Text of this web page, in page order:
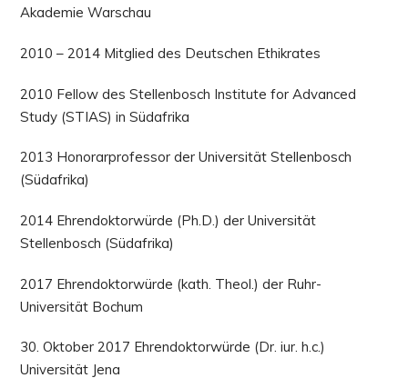
Akademie Warschau
2010 – 2014 Mitglied des Deutschen Ethikrates
2010 Fellow des Stellenbosch Institute for Advanced
Study (STIAS) in Südafrika
2013 Honorarprofessor der Universität Stellenbosch
(Südafrika)
2014 Ehrendoktorwürde (Ph.D.) der Universität
Stellenbosch (Südafrika)
2017 Ehrendoktorwürde (kath. Theol.) der Ruhr-
Universität Bochum
30. Oktober 2017 Ehrendoktorwürde (Dr. iur. h.c.)
Universität Jena